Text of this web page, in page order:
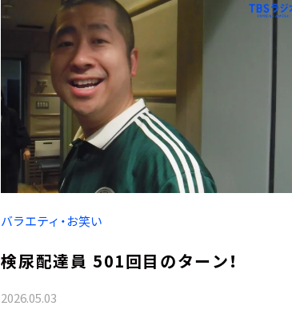
バラエティ・お笑い
検尿配達員 501回目のターン！
2026.05.03